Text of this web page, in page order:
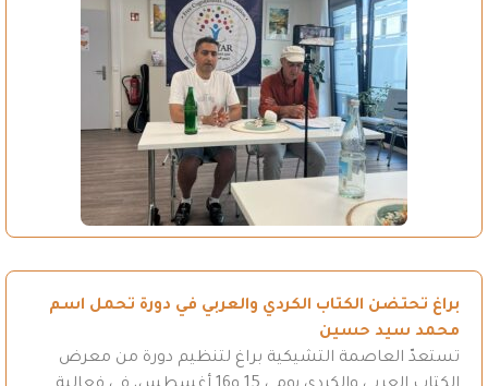
براغ تحتضن الكتاب الكردي والعربي في دورة تحمل اسم
محمد سيد حسين
تستعدّ العاصمة التشيكية براغ لتنظيم دورة من معرض